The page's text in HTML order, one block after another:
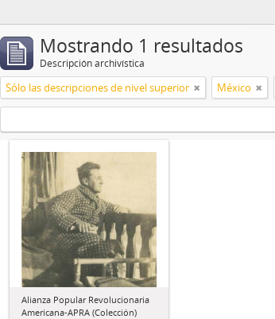
Mostrando 1 resultados
Descripción archivística
Sólo las descripciones de nivel superior México
Alianza Popular Revolucionaria
Americana-APRA (Colección)